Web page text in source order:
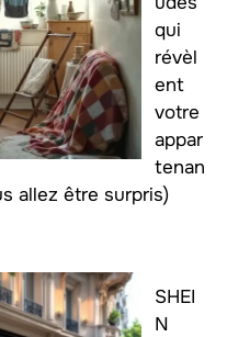
qui
révèl
ent
votre
appar
tenan
allez être surpris)
SHEI
N